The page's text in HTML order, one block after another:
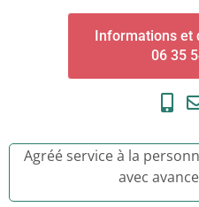
Informations et
06 35
Agréé service à la
avec